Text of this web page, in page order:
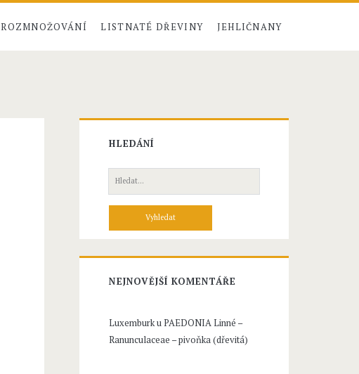
ROZMNOŽOVÁNÍ LISTNATÉ DŘEVINY JEHLIČNANY
HLEDÁNÍ
H
l
d
n
í
o
:
NEJNOVĚJŠÍ KOMENTÁŘE
Luxemburk uPAEDONIA Linné –
Ranunculaceae – pivoňka (dřevitá)